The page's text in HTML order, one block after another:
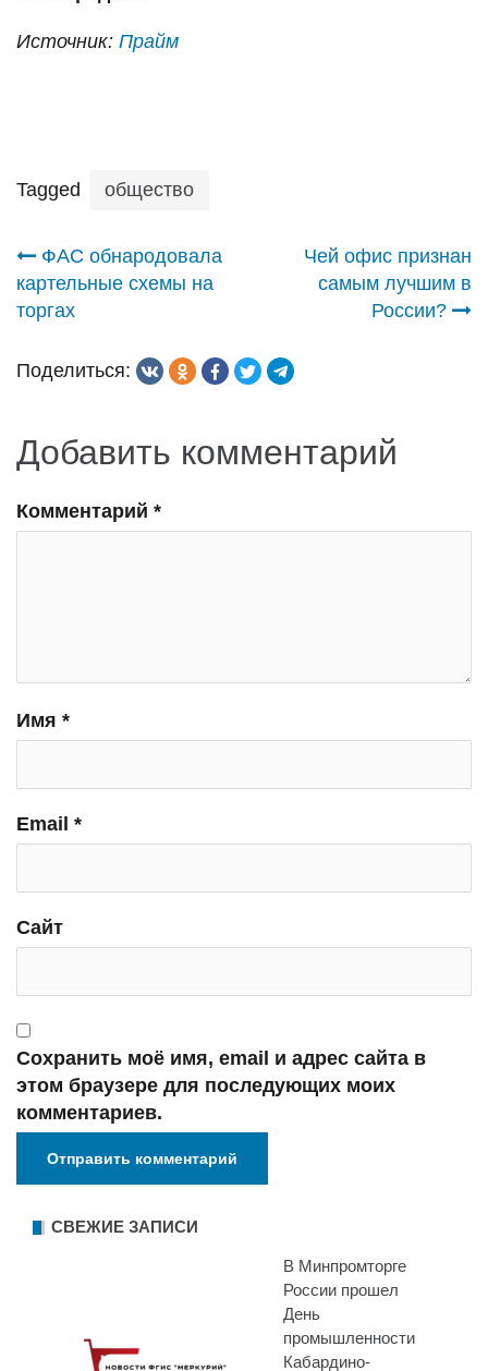
Источник: Прайм
Tagged общество
Навигация
по
записям
ФАС обнародовала
картельные схемы на
торгах
Чей офис признан
самым лучшим в
России?
Поделиться:
Добавить комментарий
Комментарий *
Имя *
Email *
Сайт
Сохранить моё имя, email и адрес сайта в
этом браузере для последующих моих
комментариев.
СВЕЖИЕ ЗАПИСИ
В Минпромторге
России прошел
День
промышленности
Кабардино-